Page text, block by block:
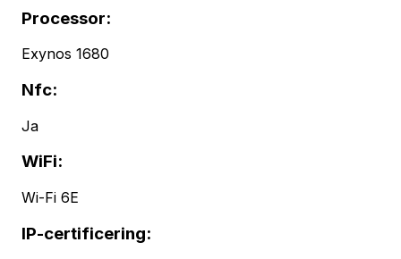
Processor:
Exynos 1680
Nfc:
Ja
WiFi:
Wi-Fi 6E
IP-certificering: